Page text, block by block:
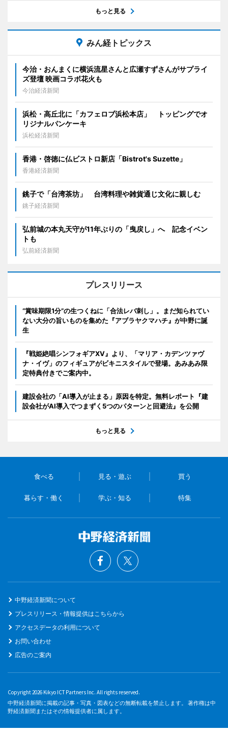
もっと見る
みん経トピックス
今治・おんまくに横浜流星さんと広瀬すずさんがサプライ
ズ登壇 映画コラボ花火も
今治経済新聞
浜松・高丘北に「カフェロブ浜松本店」 トッピングでオ
リジナルパンケーキ
浜松経済新聞
香港・啓徳に仏ビストロ新店「Bistrot's Suzette」
香港経済新聞
銚子で「台湾茶坊」 台湾料理や雑貨通じ文化に親しむ
銚子経済新聞
弘前城の本丸天守が11年ぶりの「曳戻し」へ 記念イベン
トも
弘前経済新聞
プレスリリース
“賞味期限1分”の生つくねに「合法レバ刺し」。まだ知られてい
ない大分の旨いものを集めた『アブラヤクマハチ』が中野に誕
生
『戦姫絶唱シンフォギアXV』より、「マリア・カデンツァヴ
ナ・イヴ」のフィギュアがビキニスタイルで登場。あみあみ限
定特典付きでご案内中。
建設会社の「AI導入が止まる」原因を特定。無料レポート『建
設会社がAI導入でつまずく5つのパターンと回避法』を公開
もっと見る
食べる 見る・遊ぶ 買う
暮らす・働く 学ぶ・知る 特集
中野経済新聞について
プレスリリース・情報提供はこちらから
アクセスデータの利用について
お問い合わせ
広告のご案内
Copyright 2026 Kikyo ICT Partners Inc. All rights reserved.
中野経済新聞に掲載の記事・写真・図表などの無断転載を禁止します。 著作権は中
野経済新聞またはその情報提供者に属します。